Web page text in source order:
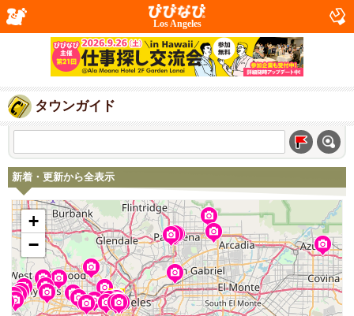
Los Angeles
タウンガイド
新着・更新から全表示
+
−